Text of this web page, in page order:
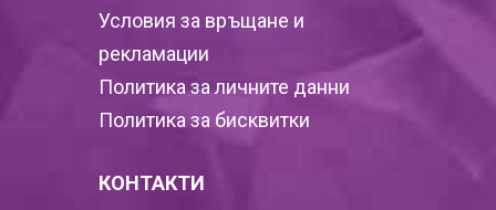
Условия за връщане и
рекламации
Политика за личните данни
Политика за бисквитки
КОНТАКТИ